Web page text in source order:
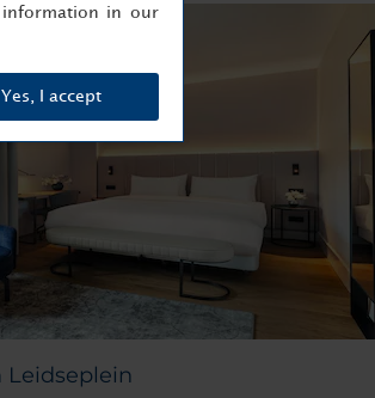
Leidseplein
in our
Yes, I accept